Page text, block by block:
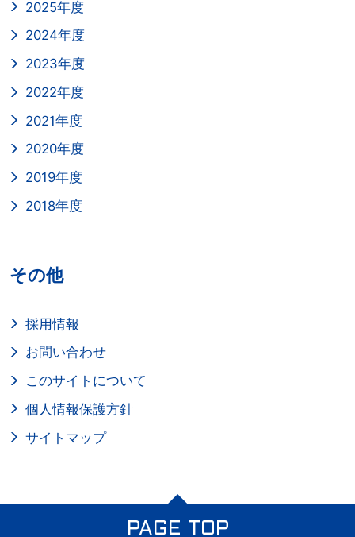
2025年度
2024年度
2023年度
2022年度
2021年度
2020年度
2019年度
2018年度
その他
採用情報
お問い合わせ
このサイトについて
個人情報保護方針
サイトマップ
PAGE TOP